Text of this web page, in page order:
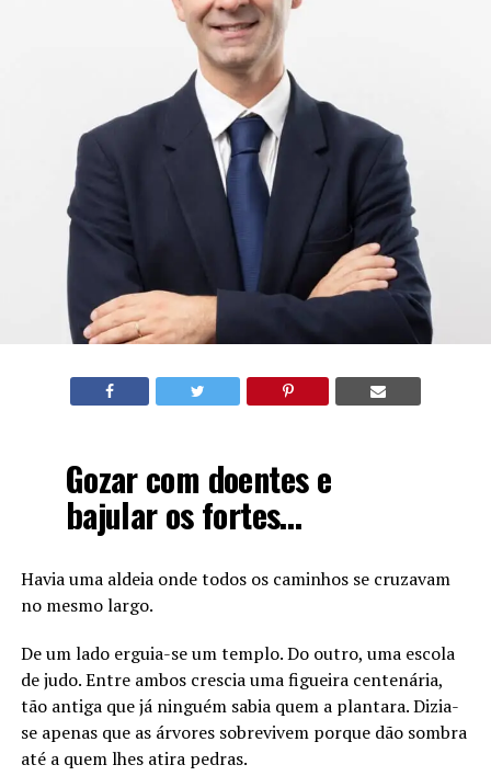
Gozar com doentes e
bajular os fortes…
Havia uma aldeia onde todos os caminhos se cruzavam
no mesmo largo.
De um lado erguia-se um templo. Do outro, uma escola
de judo. Entre ambos crescia uma figueira centenária,
tão antiga que já ninguém sabia quem a plantara. Dizia-
se apenas que as árvores sobrevivem porque dão sombra
até a quem lhes atira pedras.